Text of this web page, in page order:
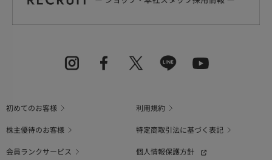
初めてのお客様
利用規約
株主優待のお客様
特定商取引法に基づく表記
会員ランクサービス
個人情報保護方針